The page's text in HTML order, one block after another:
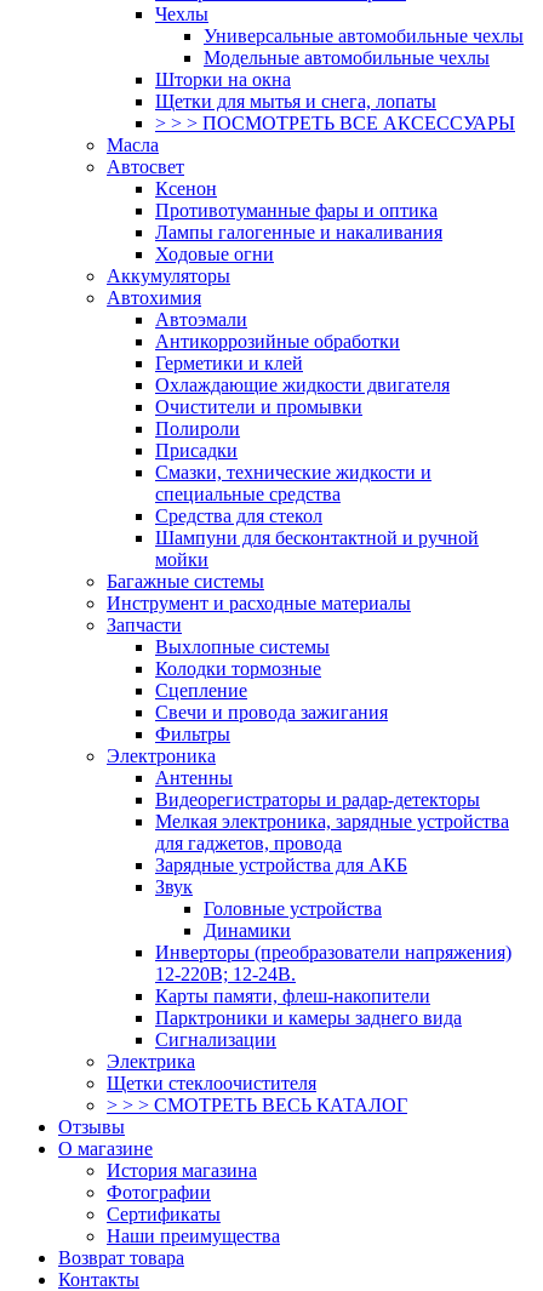
Чехлы
Универсальные автомобильные чехлы
Модельные автомобильные чехлы
Шторки на окна
Щетки для мытья и снега, лопаты
> > > ПОСМОТРЕТЬ ВСЕ АКСЕССУАРЫ
Масла
Автосвет
Ксенон
Противотуманные фары и оптика
Лампы галогенные и накаливания
Ходовые огни
Аккумуляторы
Автохимия
Автоэмали
Антикоррозийные обработки
Герметики и клей
Охлаждающие жидкости двигателя
Очистители и промывки
Полироли
Присадки
Смазки, технические жидкости и
специальные средства
Средства для стекол
Шампуни для бесконтактной и ручной
мойки
Багажные системы
Инструмент и расходные материалы
Запчасти
Выхлопные системы
Колодки тормозные
Сцепление
Свечи и провода зажигания
Фильтры
Электроника
Антенны
Видеорегистраторы и радар-детекторы
Мелкая электроника, зарядные устройства
для гаджетов, провода
Зарядные устройства для АКБ
Звук
Головные устройства
Динамики
Инверторы (преобразователи напряжения)
12-220В; 12-24В.
Карты памяти, флеш-накопители
Парктроники и камеры заднего вида
Сигнализации
Электрика
Щетки стеклоочистителя
> > > СМОТРЕТЬ ВЕСЬ КАТАЛОГ
Отзывы
О магазине
История магазина
Фотографии
Сертификаты
Наши преимущества
Возврат товара
Контакты